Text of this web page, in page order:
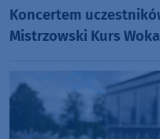
Koncertem
Mistrzowski Kurs